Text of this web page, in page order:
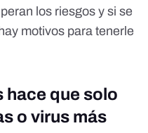
los riesgos y si se
motivos para tenerle
hace que solo
o virus más